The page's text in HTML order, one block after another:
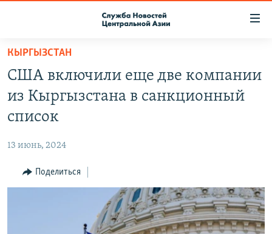
Вернуться
основному
содержанию
главной
Вернутся
КОНТАКТЫ
НАСТОЯЩЕЕ ВРЕМЯ
МИГРАНТ МЕДИА
КЫРГЫЗСТАН
США включили еще две компании
из Кыргызстана в санкционный
список
13 июнь, 2024
Поделиться